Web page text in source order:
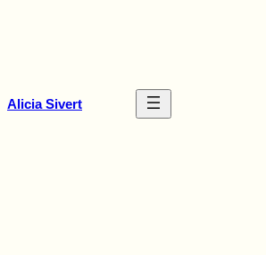
Alicia Sivert